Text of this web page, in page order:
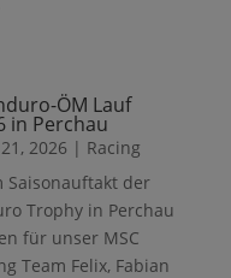
ÖM Lauf
in Perchau
2026 | Racing
Saisonauftakt der
Trophy in Perchau
für unser MSC
Team Felix, Fabian